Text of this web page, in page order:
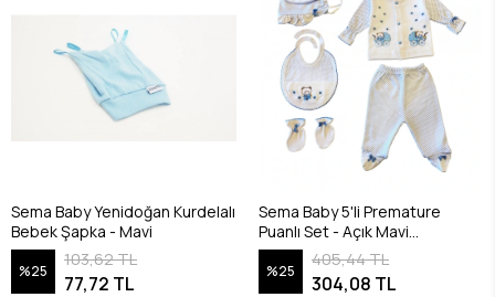
Sema Baby Yenidoğan Kurdelalı
Bebek Şapka - Mavi
%25
103,62 TL
77,72 TL
Sema Baby 5'li Premature
Puanlı Set - Açık Mavi
8682476853155
%25
405,44 TL
304,08 TL